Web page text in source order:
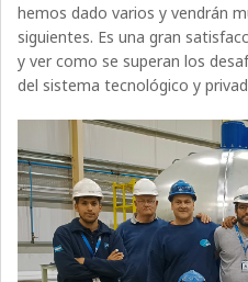
hemos dado varios y vendrán
siguientes. Es una gran
y ver como se superan los
del sistema tecnológico y